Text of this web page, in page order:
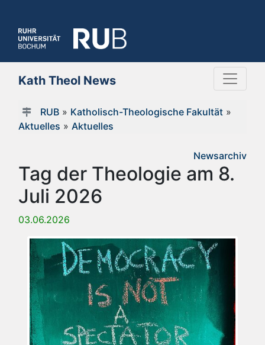
Kath Theol News
RUB» Katholisch-Theologische Fakultät»
Aktuelles » Aktuelles
Newsarchiv
Tag der Theologie am 8.
Juli 2026
03.06.2026